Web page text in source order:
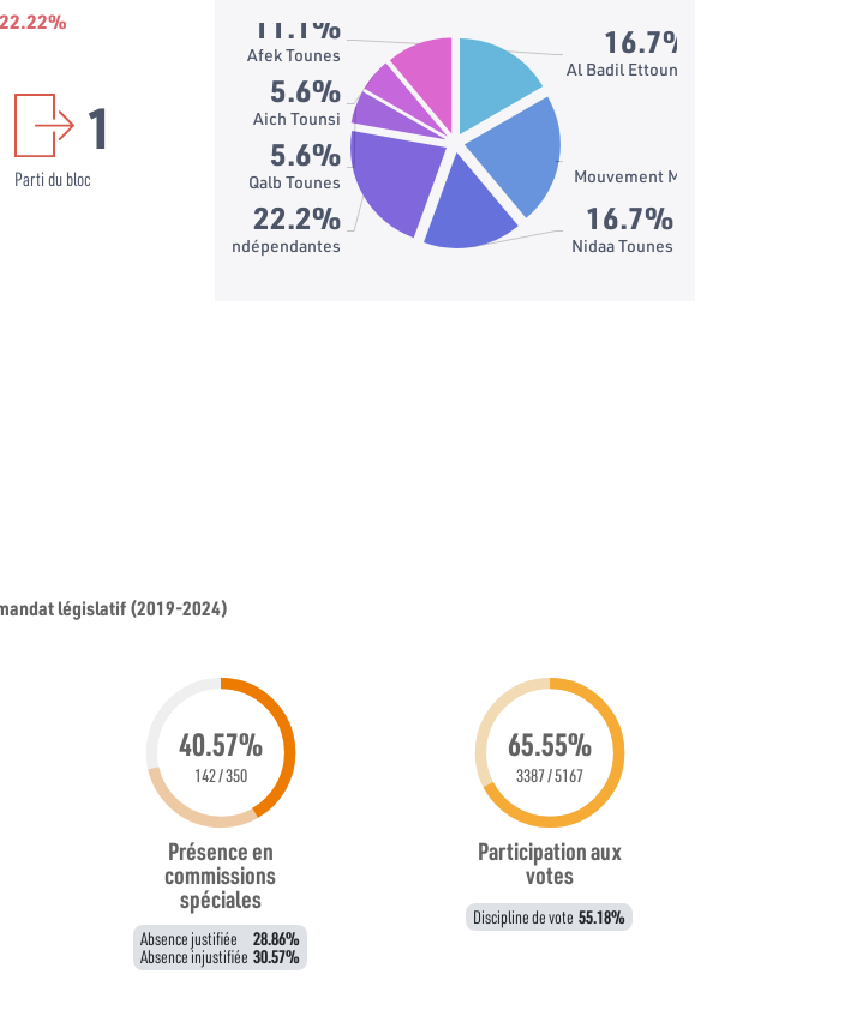
22.22%
1
Parti du bloc
16.7%
Al Badil Ettounsi
Mouvement Machrouu Tounes
16.7%
Nidaa Tounes
22.2%
listes indépendantes
5.6%
Qalb Tounes
5.6%
Aich Tounsi
11.1%
Afek Tounes
législatif (2019-2024)
40.57%
142 / 350
Présence en
commissions
spéciales
Absence justifiée 28.86%
Absence injustifiée 30.57%
65.55%
3387 / 5167
Participation aux
votes
Discipline de vote 55.18%